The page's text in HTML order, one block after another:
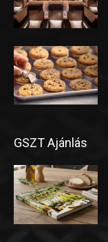
GSZT Ajánlás